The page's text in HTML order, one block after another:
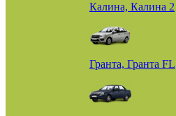
Калина, Калина 2
Гранта, Гранта FL